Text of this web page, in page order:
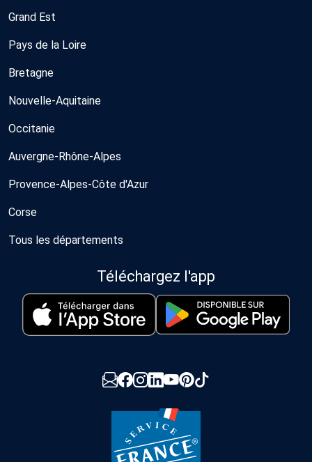
Grand Est
Pays de la Loire
Bretagne
Nouvelle-Aquitaine
Occitanie
Auvergne-Rhône-Alpes
Provence-Alpes-Côte d'Azur
Corse
Tous les départements
Téléchargez l'app